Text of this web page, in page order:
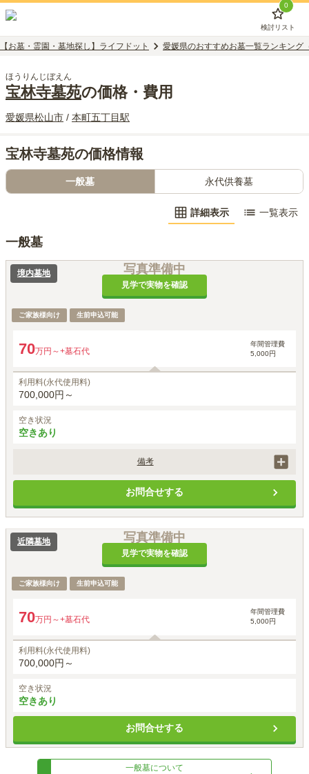
0
検討リスト
【お墓・霊園・墓地探し】ライフドット 愛媛県のおすすめお墓一覧ランキング
ほうりんじぼえん
宝林寺墓苑の価格・費用
愛媛県松山市 / 本町五丁目駅
宝林寺墓苑の価格情報
一般墓 永代供養墓
詳細表示 一覧表示
一般墓
写真準備中
見学で実物を確認
境内墓地
ご家族様向け 生前申込可能
70万円～+墓石代
年間管理費
5,000円
利用料(永代使用料)
700,000円～
空き状況
空きあり
備考
永代供養も料金に含まれています。
お問合せする
写真準備中
見学で実物を確認
近隣墓地
ご家族様向け 生前申込可能
70万円～+墓石代
年間管理費
5,000円
利用料(永代使用料)
700,000円～
空き状況
空きあり
お問合せする
一般墓について